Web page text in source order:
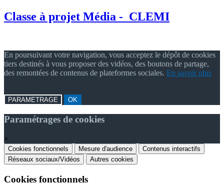
Classe à projet Média - CLEMI
En poursuivant votre navigation, vous acceptez le dépôt de cookies
tiers destinés à vous proposer des vidéos, des boutons de partage,
des remontées de contenus de plateformes sociales. En savoir plus
PARAMETRAGE OK
Paramétrages de cookies
×
Cookies fonctionnels Mesure d'audience
Contenus interactifs
Réseaux sociaux/Vidéos
Autres cookies
Cookies fonctionnels